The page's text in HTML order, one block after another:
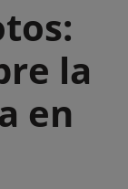
la
en